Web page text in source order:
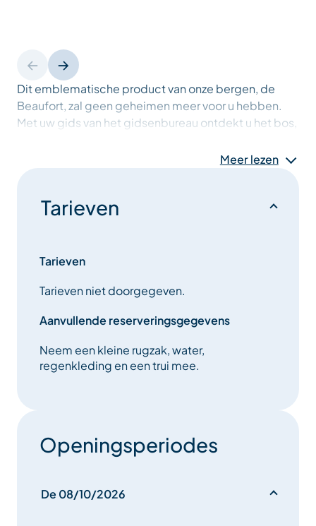
Dit emblematische product van onze bergen, de
Beaufort, zal geen geheimen meer voor u hebben.
Met uw gids van het gidsenbureau ontdekt u het bos,
Niveau: gemakkelijk, kinderen vanaf 5 jaar
paden.
informatiepaneel van het reservaat.
Meer lezen
Tarieven
Tarieven
Tarieven niet doorgegeven.
Aanvullende reserveringsgegevens
Neem een kleine rugzak, water,
regenkleding en een trui mee.
Openingsperiodes
De 08/10/2026